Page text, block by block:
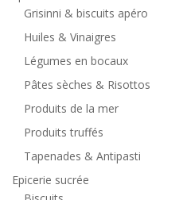
Grisinni & biscuits apéro
Huiles & Vinaigres
Légumes en bocaux
Pâtes sèches & Risottos
Produits de la mer
Produits truffés
Tapenades & Antipasti
Epicerie sucrée